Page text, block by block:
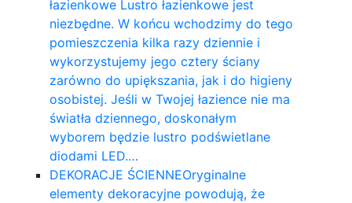
łazienkowe Lustro łazienkowe jest
niezbędne. W końcu wchodzimy do tego
pomieszczenia kilka razy dziennie i
wykorzystujemy jego cztery ściany
zarówno do upiększania, jak i do higieny
osobistej. Jeśli w Twojej łazience nie ma
światła dziennego, doskonałym
wyborem będzie lustro podświetlane
diodami LED.…
DEKORACJE ŚCIENNEOryginalne
elementy dekoracyjne powodują, że